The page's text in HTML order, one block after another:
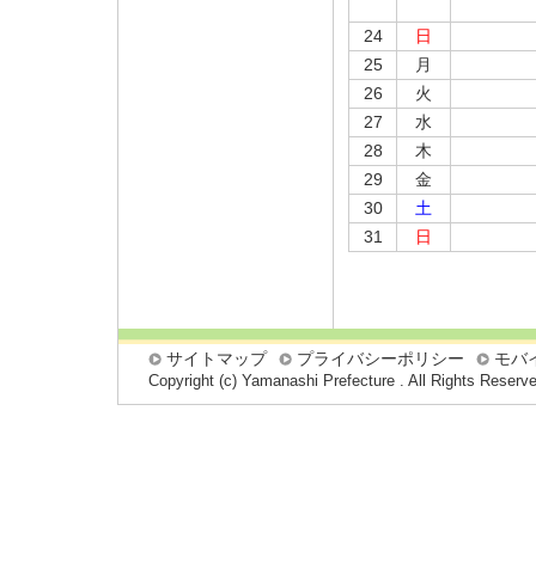
24
日
25
月
26
火
27
水
28
木
29
金
30
土
31
日
サイトマップ プライバシーポリシー モバ
Copyright (c) Yamanashi Prefecture . All Rights